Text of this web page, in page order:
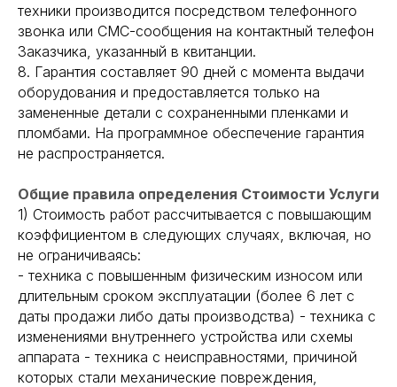
техники производится посредством телефонного
звонка или СМС-сообщения на контактный телефон
Заказчика, указанный в квитанции.
8. Гарантия составляет 90 дней с момента выдачи
оборудования и предоставляется только на
замененные детали с сохраненными пленками и
пломбами. На программное обеспечение гарантия
не распространяется.
Общие правила определения Стоимости Услуги
1) Стоимость работ рассчитывается с повышающим
коэффициентом в следующих случаях, включая, но
не ограничиваясь:
- техника с повышенным физическим износом или
длительным сроком эксплуатации (более 6 лет с
даты продажи либо даты производства) - техника с
изменениями внутреннего устройства или схемы
аппарата - техника с неисправностями, причиной
которых стали механические повреждения,